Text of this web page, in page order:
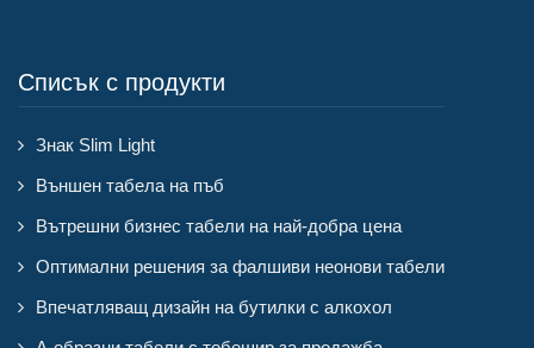
Списък с продукти
Знак Slim Light
Външен табела на пъб
Вътрешни бизнес табели на най-добра цена
Оптимални решения за фалшиви неонови табели
Впечатляващ дизайн на бутилки с алкохол